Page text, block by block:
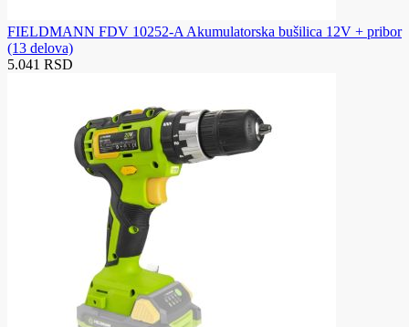
FIELDMANN FDV 10252-A Akumulatorska bušilica 12V + pribor
(13 delova)
5.041 RSD